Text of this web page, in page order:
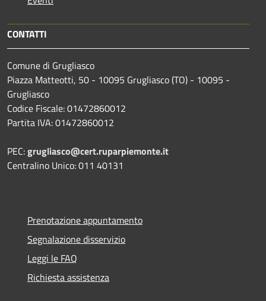
CONTATTI
Comune di Grugliasco
Piazza Matteotti, 50 - 10095 Grugliasco (TO) - 10095 -
Grugliasco
Codice Fiscale: 01472860012
Partita IVA: 01472860012
PEC:grugliasco@cert.ruparpiemonte.it
Centralino Unico: 011 40131
Prenotazione appuntamento
Segnalazione disservizio
Leggi le FAQ
Richiesta assistenza